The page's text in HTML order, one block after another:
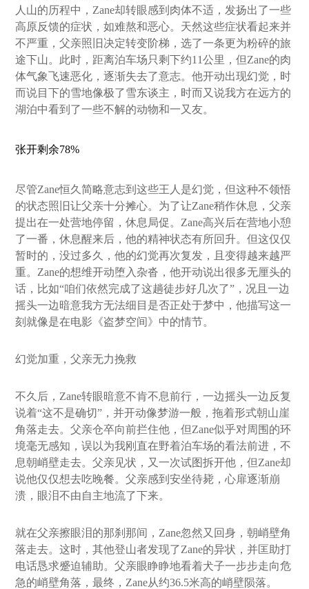
人山的历程中，Zane却转眼感到肉体不适，发扬出了一些
高原反馈的症状，如难熬和恶心。天然这些症状看起来并
不严重，父亲照旧决定转变阶梯，选了一条更为粉碎的旅
途下山。此时，距离泊车场只剩下约11公里，但Zane的肉
体气象飞速恶化，逐渐失去了意志。他开动出现幻觉，时
而说目下的雪地像极了雪东谈主，时而又说我方在远方的
湖泊中看到了一些不解的动物和一又友。
张开剩余78%
尽管Zane恒久简略意志到这些王人是幻觉，但这种不领悟
的状态照旧让父亲十分摊心。为了让Zane稍作休息，父亲
提出在一处营地停留，休息局促。Zane高兴后在营地小憩
了一番，休息醒来后，他的精神状态有所回升。但这仅仅
暂时的，没过多久，他的幻觉再次复发，且变得越来越严
重。Zane的想维开动堕入杂沓，他开动说出很多无厘头的
话，比如“咱们依然完成了这趟徒步好几次了”，况且一边
摇头一边暗意我方无法细目是否正处于梦中，他描写这一
刻就像是在电影《盗梦空间》中的情节。
幻觉加重，父亲无力挽救
不久后，Zane转眼暗意不肯不息前行，一边摇头一边反复
说着“这不是确切”，并开动像梦游一般，拖着形式朝山崖
角落走去。父亲仓卒向前拦住他，但Zane似乎对周围的环
境毫无感知，误以为我刚直在野着泊车场的看法前进，不
息朝峭壁走去。父亲见状，又一次试图拆开他，但Zane却
说他仅仅想去吃晚餐。父亲感到安坐待毙，心扉逐渐崩
溃，眼泪不由自主地流了下来。
就在父亲擦眼泪的那刹那间，Zane忽然又回身，朝峭壁角
落走去。这时，其他登山者发现了Zane的异状，并匡助打
电话恳求蹙迫辅助。父亲眼睁睁地看着犬子一步步走向危
急的峭壁角落，最终，Zane从约36.5米高的峭壁陨落。